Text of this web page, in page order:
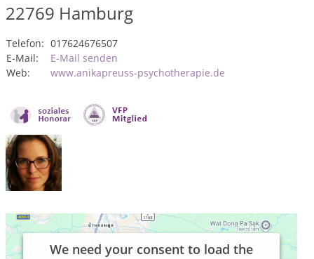
22769 Hamburg
Telefon: 017624676507
E-Mail:
E-Mail senden
Web:
www.anikapreuss-psychotherapie.de
We need your consent to load the